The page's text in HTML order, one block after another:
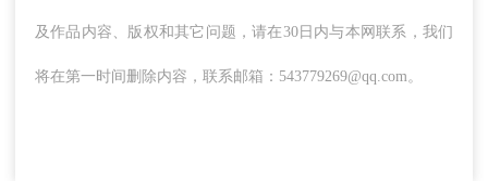
及作品内容、版权和其它问题，请在30日内与本网联系，我们
将在第一时间删除内容，联系邮箱：543779269@qq.com。